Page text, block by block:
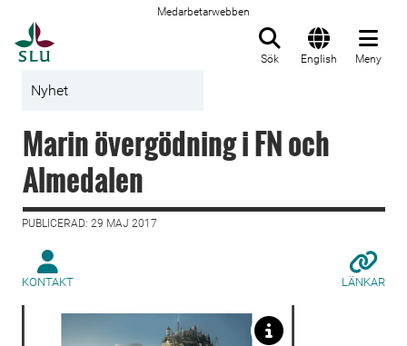
Medarbetarwebben
Sök English Meny
Nyhet
Marin övergödning i FN och
Almedalen
PUBLICERAD: 29 MAJ 2017
KONTAKT LÄNKAR